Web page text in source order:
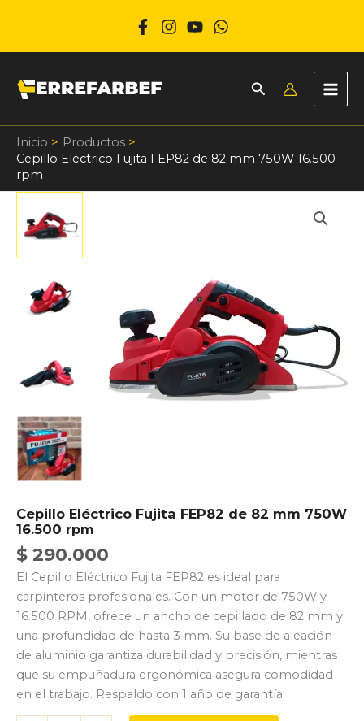
Inicio
Productos
Cepillo Eléctrico Fujita FEP82 de 82 mm 750W 16.500
rpm
Cepillo Eléctrico Fujita FEP82 de 82 mm 750W
16.500 rpm
$ 290.000
El Cepillo Eléctrico Fujita FEP82 es ideal para
carpinteros profesionales. Con un motor de 750W y
16.500 RPM, ofrece un ancho de cepillado de 82 mm y
una profundidad de hasta 3 mm. Su base de aleación
de aluminio garantiza durabilidad y precisión, mientras
que su empuñadura ergonómica asegura comodidad
en el trabajo. Respaldo con 1 año de garantía.